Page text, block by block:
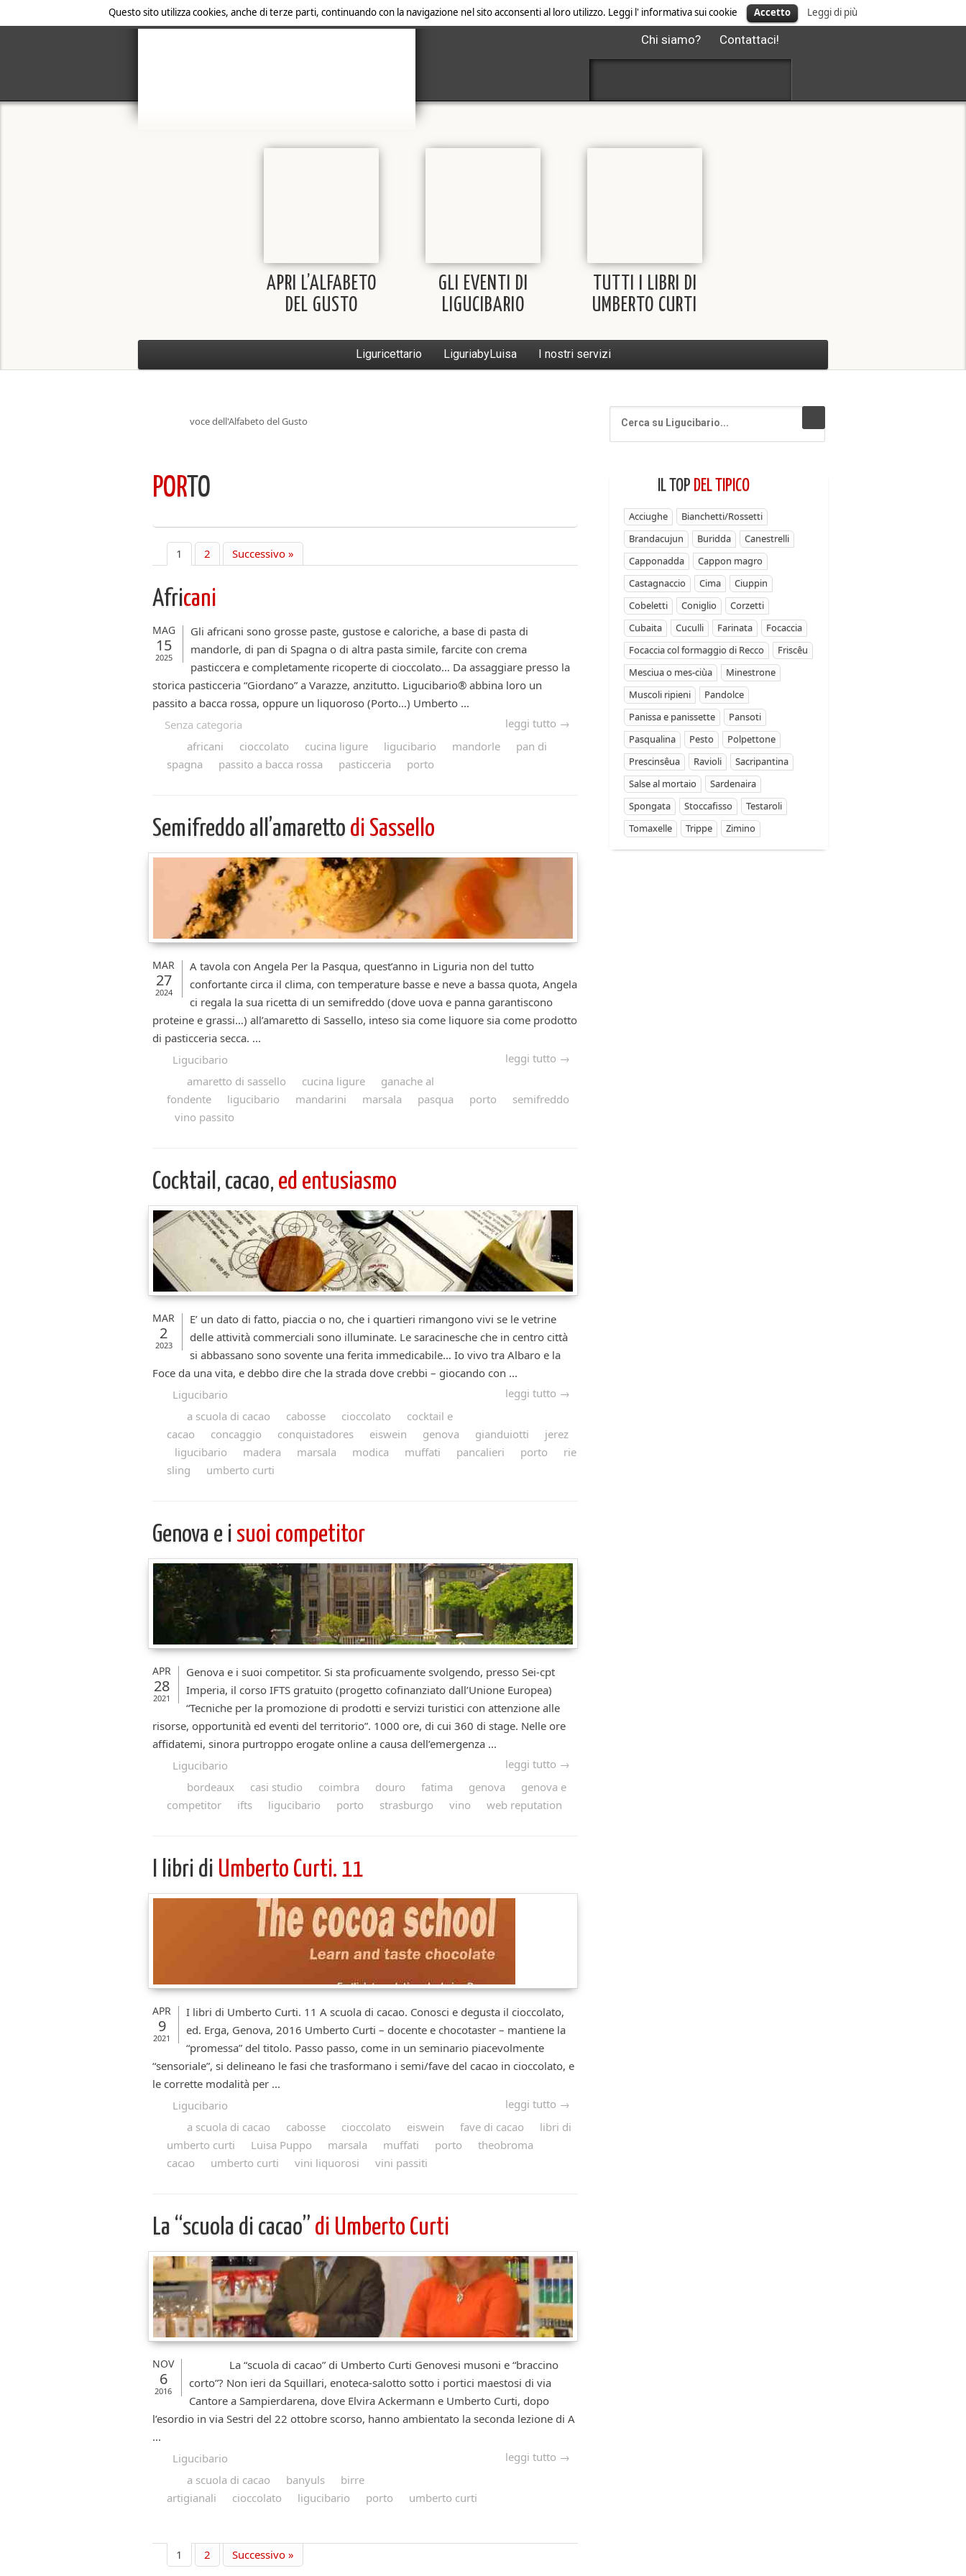
Questo sito utilizza cookies, anche di terze parti, continuando con la navigazione nel sito acconsenti al loro utilizzo. Leggi l' informativa sui cookie Accetto Leggi di più
Chi siamo? Contattaci!
APRI L’ALFABETO
DEL GUSTO
GLI EVENTI DI
LIGUCIBARIO
TUTTI I LIBRI DI
UMBERTO CURTI
Liguricettario LiguriabyLuisa I nostri servizi
voce dell'Alfabeto del Gusto
PORTO
1 2 Successivo »
Africani
MAG
15
2025
Gli africani sono grosse paste, gustose e caloriche, a base di pasta di
mandorle, di pan di Spagna o di altra pasta simile, farcite con crema
pasticcera e completamente ricoperte di cioccolato… Da assaggiare presso la
storica pasticceria “Giordano” a Varazze, anzitutto. Ligucibario® abbina loro un
passito a bacca rossa, oppure un liquoroso (Porto…) Umberto ...
leggi tutto →
Senza categoria
africani
cioccolato cucina ligure ligucibario mandorle
pan di
spagna
passito a bacca rossa pasticceria porto
Semifreddo all’amaretto di Sassello
MAR
27
2024
A tavola con Angela Per la Pasqua, quest’anno in Liguria non del tutto
confortante circa il clima, con temperature basse e neve a bassa quota, Angela
ci regala la sua ricetta di un semifreddo (dove uova e panna garantiscono
proteine e grassi…) all’amaretto di Sassello, inteso sia come liquore sia come prodotto
di pasticceria secca. ...
leggi tutto →
Ligucibario
amaretto di sassello
cucina ligure
ganache al
fondente
ligucibario mandarini marsala pasqua porto
semifreddo
vino passito
Cocktail, cacao, ed entusiasmo
MAR
2
2023
E’ un dato di fatto, piaccia o no, che i quartieri rimangono vivi se le vetrine
delle attività commerciali sono illuminate. Le saracinesche che in centro città
si abbassano sono sovente una ferita immedicabile… Io vivo tra Albaro e la
Foce da una vita, e debbo dire che la strada dove crebbi – giocando con ...
leggi tutto →
Ligucibario
a scuola di cacao
cabosse cioccolato
cocktail e
cacao
concaggio conquistadores eiswein genova gianduiotti
jerez
ligucibario
madera marsala modica muffati pancalieri porto
rie
sling
umberto curti
Genova e i suoi competitor
APR
28
2021
Genova e i suoi competitor. Si sta proficuamente svolgendo, presso Sei-cpt
Imperia, il corso IFTS gratuito (progetto cofinanziato dall’Unione Europea)
“Tecniche per la promozione di prodotti e servizi turistici con attenzione alle
risorse, opportunità ed eventi del territorio”. 1000 ore, di cui 360 di stage. Nelle ore
affidatemi, sinora purtroppo erogate online a causa dell’emergenza ...
leggi tutto →
Ligucibario
bordeaux
casi studio coimbra douro fatima genova
genova e
competitor
ifts ligucibario porto strasburgo vino web reputation
I libri di Umberto Curti. 11
APR
9
2021
I libri di Umberto Curti. 11 A scuola di cacao. Conosci e degusta il cioccolato,
ed. Erga, Genova, 2016 Umberto Curti – docente e chocotaster – mantiene la
“promessa” del titolo. Passo passo, come in un seminario piacevolmente
“sensoriale”, si delineano le fasi che trasformano i semi/fave del cacao in cioccolato, e
le corrette modalità per ...
leggi tutto →
Ligucibario
a scuola di cacao
cabosse cioccolato eiswein fave di cacao
libri di
umberto curti
Luisa Puppo marsala muffati porto
theobroma
cacao
umberto curti vini liquorosi vini passiti
La “scuola di cacao” di Umberto Curti
NOV
6
2016
La “scuola di cacao” di Umberto Curti Genovesi musoni e “braccino
corto”? Non ieri da Squillari, enoteca-salotto sotto i portici maestosi di via
Cantore a Sampierdarena, dove Elvira Ackermann e Umberto Curti, dopo
l’esordio in via Sestri del 22 ottobre scorso, hanno ambientato la seconda lezione di A
...
leggi tutto →
Ligucibario
a scuola di cacao
banyuls
birre
artigianali
cioccolato ligucibario porto umberto curti
1 2 Successivo »
IL TOP DEL TIPICO
Acciughe
Bianchetti/Rossetti
Brandacujun
Buridda
Canestrelli
Capponadda
Cappon magro
Castagnaccio
Cima
Ciuppin
Cobeletti
Coniglio
Corzetti
Cubaita
Cuculli Farinata
Focaccia
Focaccia col formaggio di Recco
Friscêu
Mesciua o mes-ciùa
Minestrone
Muscoli ripieni
Pandolce
Panissa e panissette
Pansoti
Pasqualina
Pesto
Polpettone
Prescinsêua
Ravioli
Sacripantina
Salse al mortaio
Sardenaira
Spongata
Stoccafisso
Testaroli
Tomaxelle
Trippe Zimino